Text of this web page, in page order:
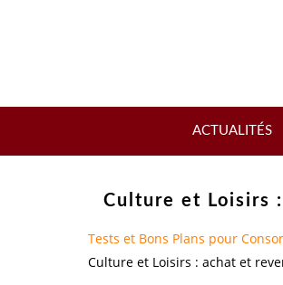
ACTUALITÉS
Culture et Loisirs
Tests et Bons Plans pour
Culture et Loisirs : achat et